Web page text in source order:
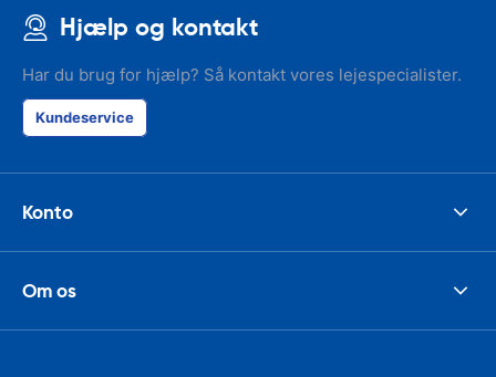
Hjælp og kontakt
Har du brug for hjælp? Så kontakt vores lejespecialister.
Kundeservice
Konto
Om os